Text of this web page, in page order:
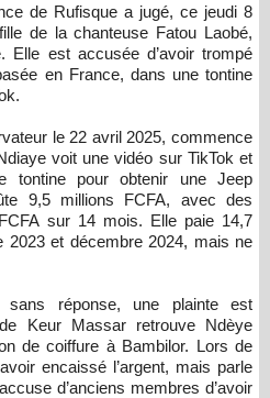
de la chanteuse Fatou Laobé,
Elle est accusée d’avoir trompé
en France, dans une tontine
le 22 avril 2025, commence
voit une vidéo sur TikTok et
tontine pour obtenir une Jeep
9,5 millions FCFA, avec des
sur 14 mois. Elle paie 14,7
2023 et décembre 2024, mais ne
sans réponse, une plainte est
Keur Massar retrouve Ndèye
de coiffure à Bambilor. Lors de
encaissé l’argent, mais parle
d’anciens membres d’avoir